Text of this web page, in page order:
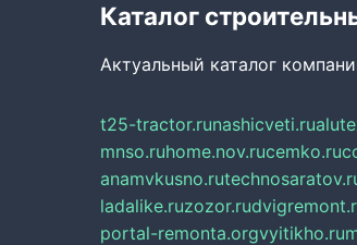
Каталог
Актуальный каталог
t25-tractor.runashicveti.ru
mnso.ruhome.nov.rucemko.ru
anamvkusno.ru
ladalike.ruzozor.ru
portal-remonta.orgvyitikho.ru